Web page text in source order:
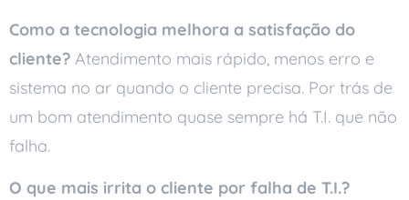
Como a tecnologia melhora a satisfação do
cliente? Atendimento mais rápido, menos erro e
sistema no ar quando o cliente precisa. Por trás de
um bom atendimento quase sempre há T.I. que não
falha.
O que mais irrita o cliente por falha de T.I.?